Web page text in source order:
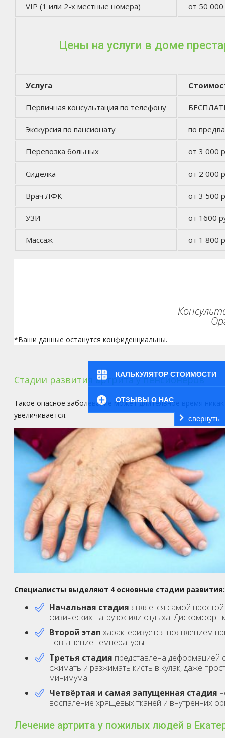
КАЛЬКУЛЯТОР СТОИМОСТИ
ОТЗЫВЫ О НАС
свернуть
VIP (1 или 2-х местные номера) от 50 000
Цены на услуги в доме
Услуга
Первичная консультация по телефону
Экскурсия по пансионату по
Перевозка больных от 3 000
Сиделка от 2 000
Врач ЛФК от 3 500
УЗИ от 1600
Массаж от 1 800
*Ваши данные останутся конфиденциальны.
Стадии развития артрита у пенсионеров
Такое опасное заболевание может длительное время
увеличивается.
Специалисты выделяют 4 основные стадии развития:
Начальная стадия является самой
физических нагрузок или отдыха.
Второй этап характеризуется появлением
повышение температуры.
Третья стадия представлена деформацией
сжимать и разжимать кисть в кулак, даже
минимума.
Четвёртая и самая запущенная стадия
воспаление хрящевых тканей и внутренних
Лечение артрита у пожилых людей в